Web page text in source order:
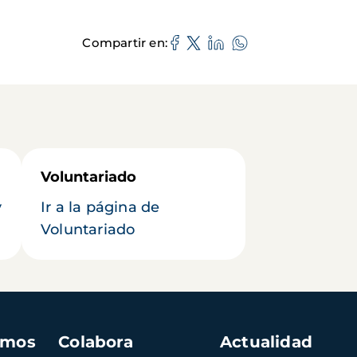
Compartir en
Voluntariado
Ir a la página de
Voluntariado
Colabora Actualidad